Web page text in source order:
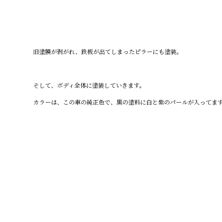
旧塗膜が剥がれ、鉄板が出てしまったピラーにも塗装。
そして、ボディ全体に塗装していきます。
カラーは、この車の純正色で、黒の塗料に白と紫のパールが入ってま